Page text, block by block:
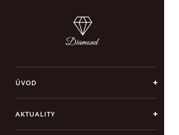
ÚVOD
AKTUALITY